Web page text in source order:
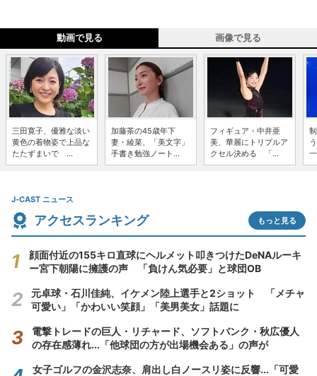
動画で見る 画像で見る
三田寛子、優雅な淡い
黄色の着物姿で上品な
たたずまいで ...
加藤茶の45歳年下
妻・綾菜、「美文字」
手書き勉強ノート...
フィギュア・中井亜
美、華麗にトリプルア
クセル決める 「...
J-CAST ニュース
アクセスランキング もっと見る
顔面付近の155キロ直球にヘルメット叩きつけたDeNAルーキ
ー宮下朝陽に擁護の声 「負けん気必要」と球団OB
元卓球・石川佳純、イケメン陸上選手と2ショット 「メチャ
可愛い」「かわいい笑顔」「美男美女」話題に
電撃トレードの巨人・リチャード、ソフトバンク・秋広優人
の存在感薄れ...「他球団の方が出場機会ある」の声が
女子ゴルフの金沢志奈、肩出し白ノースリ姿に反響...「可愛